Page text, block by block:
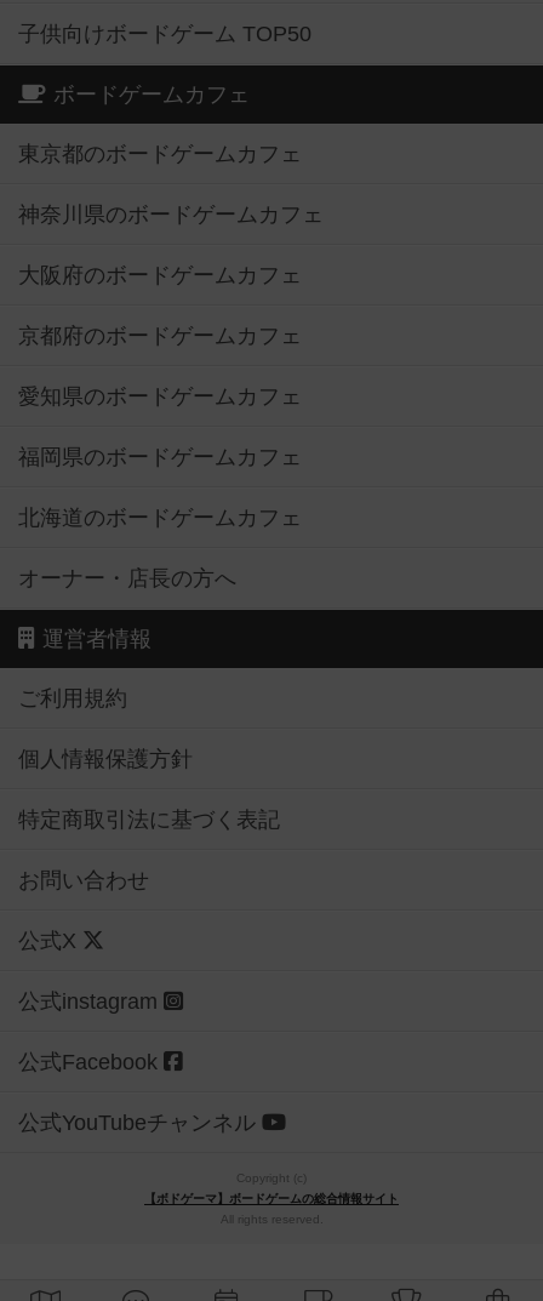
子供向けボードゲーム TOP50
ボードゲームカフェ
東京都のボードゲームカフェ
神奈川県のボードゲームカフェ
大阪府のボードゲームカフェ
京都府のボードゲームカフェ
愛知県のボードゲームカフェ
福岡県のボードゲームカフェ
北海道のボードゲームカフェ
オーナー・店長の方へ
運営者情報
ご利用規約
個人情報保護方針
特定商取引法に基づく表記
お問い合わせ
公式X
公式instagram
公式Facebook
公式YouTubeチャンネル
Copyright (c)
【ボドゲーマ】ボードゲームの総合情報サイト
All rights reserved.